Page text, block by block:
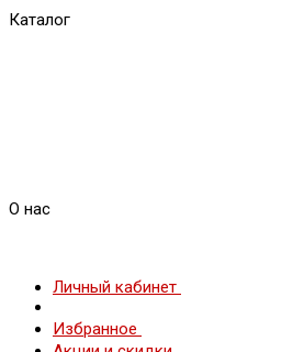
Каталог
О нас
Личный кабинет
Избранное